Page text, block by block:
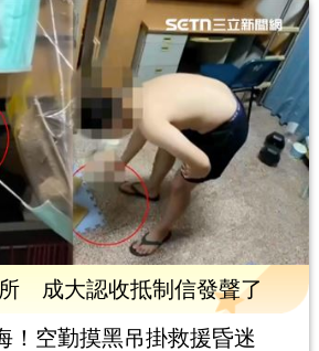
成大認收抵制信發聲了
！空勤摸黑吊掛救援昏迷